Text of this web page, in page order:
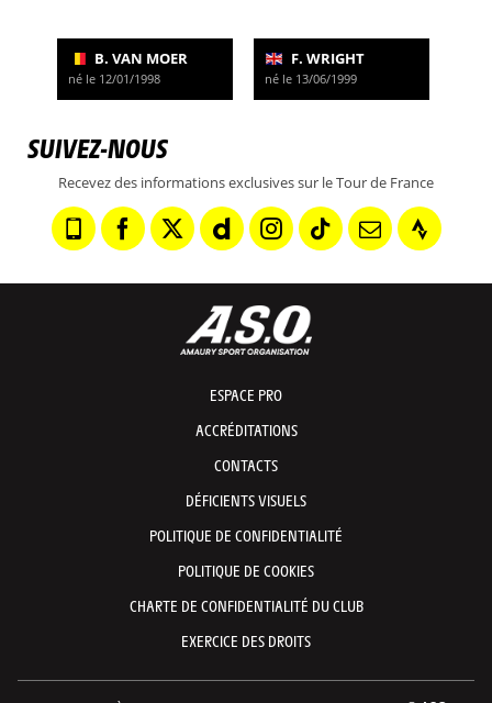
B. VAN MOER
né le 12/01/1998
F. WRIGHT
né le 13/06/1999
SUIVEZ-NOUS
Recevez des informations exclusives sur le Tour de France
ESPACE PRO
ACCRÉDITATIONS
CONTACTS
DÉFICIENTS VISUELS
POLITIQUE DE CONFIDENTIALITÉ
POLITIQUE DE COOKIES
CHARTE DE CONFIDENTIALITÉ DU CLUB
EXERCICE DES DROITS